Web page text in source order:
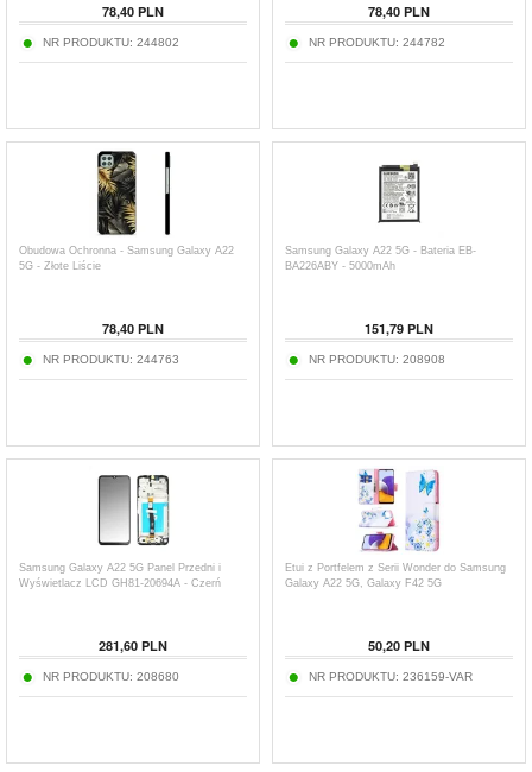
78,40 PLN
NR PRODUKTU: 244802
78,40 PLN
NR PRODUKTU: 244782
Obudowa Ochronna - Samsung Galaxy A22
5G - Złote Liście
78,40 PLN
NR PRODUKTU: 244763
Samsung Galaxy A22 5G - Bateria EB-
BA226ABY - 5000mAh
151,79 PLN
NR PRODUKTU: 208908
Samsung Galaxy A22 5G Panel Przedni i
Wyświetlacz LCD GH81-20694A - Czerń
281,60 PLN
NR PRODUKTU: 208680
Etui z Portfelem z Serii Wonder do Samsung
Galaxy A22 5G, Galaxy F42 5G
50,20 PLN
NR PRODUKTU: 236159-VAR